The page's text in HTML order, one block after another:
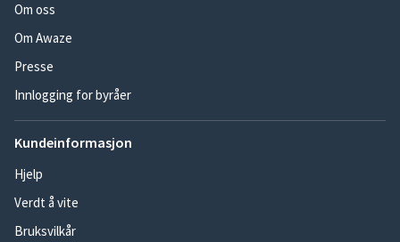
Om oss
Om Awaze
Presse
Innlogging for byråer
Kundeinformasjon
Hjelp
Verdt å vite
Bruksvilkår